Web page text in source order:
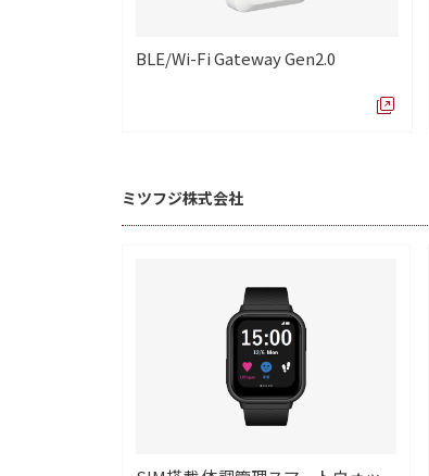
BLE/Wi-Fi Gateway Gen2.0
ミツフジ株式会社